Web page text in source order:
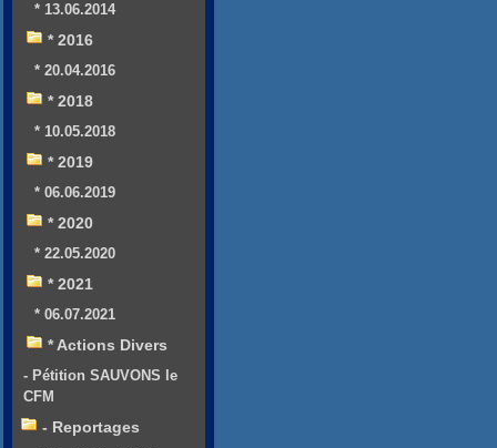
* 13.06.2014
* 2016
* 20.04.2016
* 2018
* 10.05.2018
* 2019
* 06.06.2019
* 2020
* 22.05.2020
* 2021
* 06.07.2021
* Actions Divers
- Pétition SAUVONS le
CFM
- Reportages